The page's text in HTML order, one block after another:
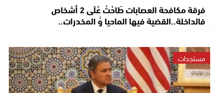
فرقة مكافحة العصابات طَاحْتْ عْلَى 2 أشخاص
فالداخلة..القضية فيها الماحيا وُ المخدرات..
مستجدات